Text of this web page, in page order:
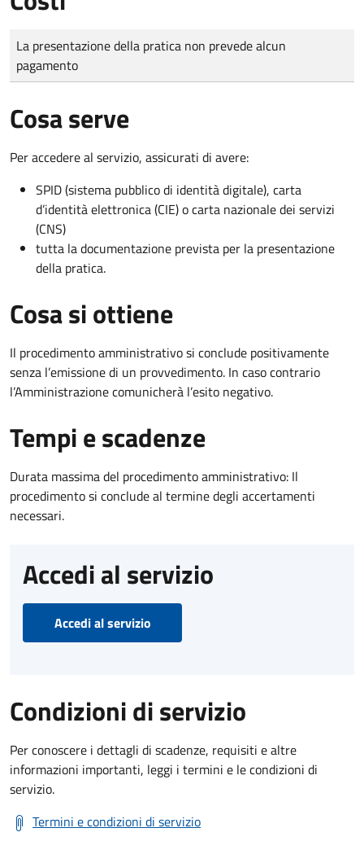
Tipo di pagamento
Importo
La presentazione della pratica non prevede alcun
pagamento
Cosa serve
Per accedere al servizio, assicurati di avere:
SPID (sistema pubblico di identità digitale), carta
d’identità elettronica (CIE) o carta nazionale dei servizi
(CNS)
tutta la documentazione prevista per la presentazione
della pratica.
Cosa si ottiene
Il procedimento amministrativo si conclude positivamente
senza l’emissione di un provvedimento. In caso contrario
l’Amministrazione comunicherà l’esito negativo.
Tempi e scadenze
Durata massima del procedimento amministrativo: Il
procedimento si conclude al termine degli accertamenti
necessari.
Accedi al servizio
Accedi al servizio
Condizioni di servizio
Per conoscere i dettagli di scadenze, requisiti e altre
informazioni importanti, leggi i termini e le condizioni di
servizio.
Termini e condizioni di servizio